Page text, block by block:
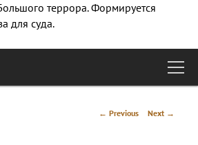
террора. Формируется
для суда.
Image
← Previous Next →